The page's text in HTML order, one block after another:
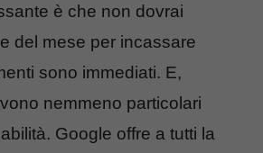
è che non dovrai
del mese per incassare
sono immediati. E,
nemmeno particolari
Google offre a tutti la